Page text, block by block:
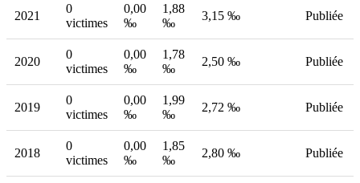
2021
0
victimes
0,00
‰
1,88
‰
3,15 ‰ Publiée
2020
0
victimes
0,00
‰
1,78
‰
2,50 ‰ Publiée
2019
0
victimes
0,00
‰
1,99
‰
2,72 ‰ Publiée
2018
0
victimes
0,00
‰
1,85
‰
2,80 ‰ Publiée